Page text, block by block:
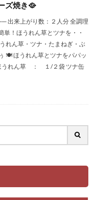
ズ焼き🥘
上がり数：２人分 全調理
単！ほうれん草とツナを・・
れん草・ツナ・たまねぎ・ぶ
🍽 ほうれん草とツナをパパッ
うれん草 ： １/２袋 ツナ缶